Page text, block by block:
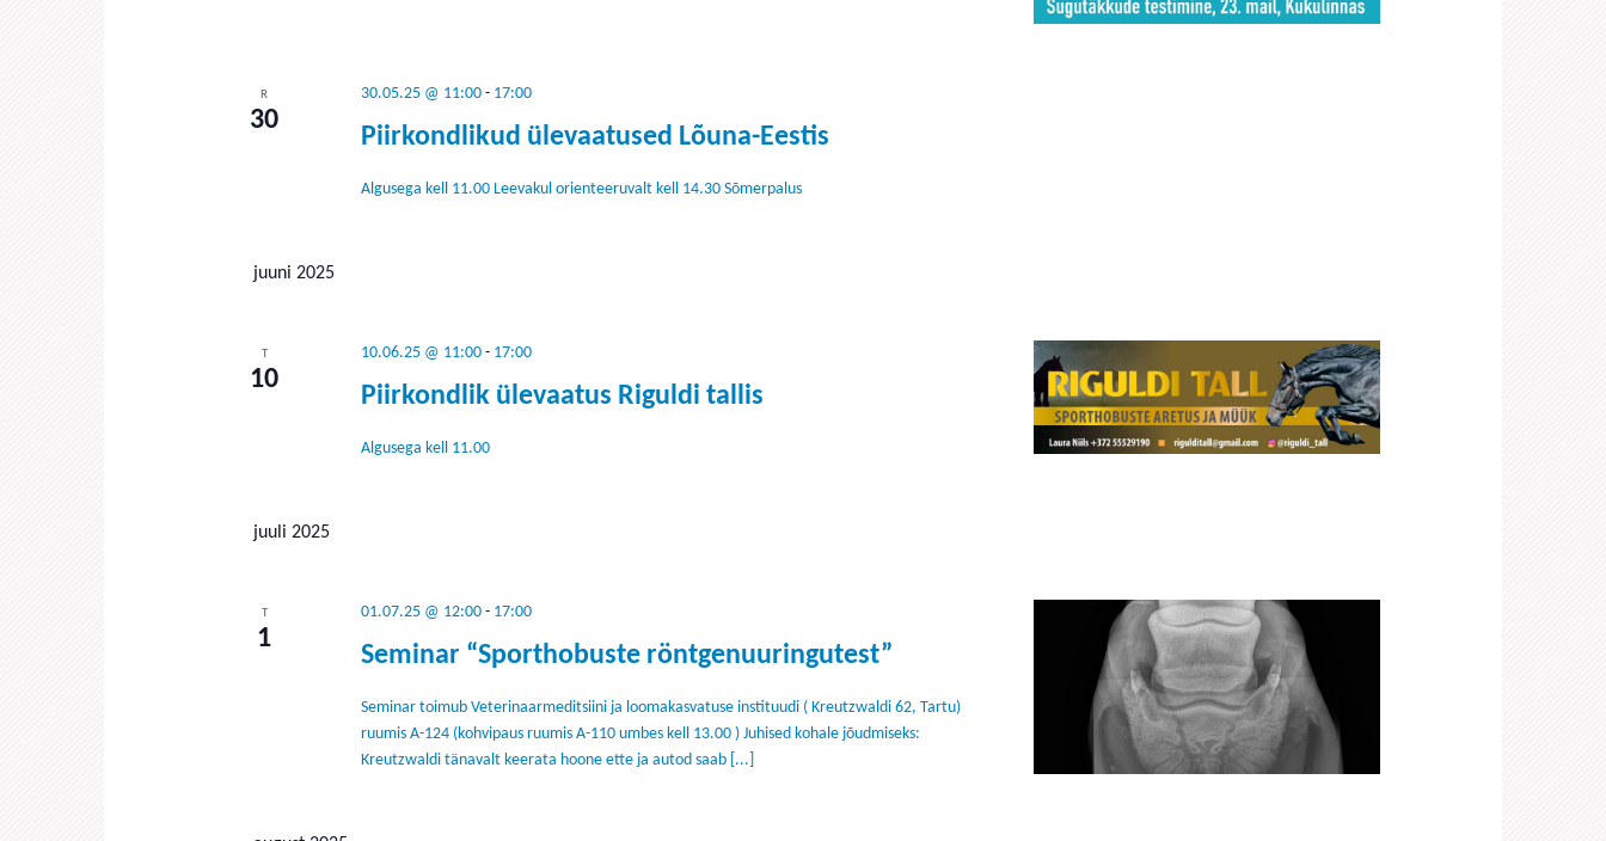
R
30
Piirkondlikud ülevaatused Lõuna-Eestis
30.05.25 @ 11:00- 17:00
Algusega kell 11.00 Leevakul orienteeruvalt kell 14.30 Sõmerpalus
juuni 2025
T
10
Piirkondlik ülevaatus Riguldi tallis
10.06.25 @ 11:00- 17:00
Algusega kell 11.00
juuli 2025
T
1
Seminar “Sporthobuste röntgenuuringutest”
01.07.25 @ 12:00- 17:00
Seminar toimub Veterinaarmeditsiini ja loomakasvatuse instituudi ( Kreutzwaldi 62, Tartu)
ruumis A-124 (kohvipaus ruumis A-110 umbes kell 13.00 ) Juhised kohale jõudmiseks:
Kreutzwaldi tänavalt keerata hoone ette ja autod saab [...]